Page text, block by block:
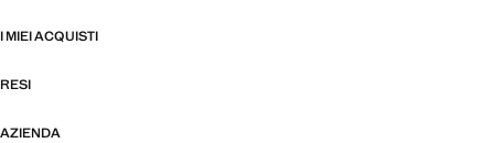
I MIEI ACQUISTI
RESI
AZIENDA